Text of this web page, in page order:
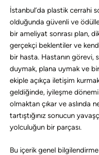
İstanbul’da plastik cerrahi
olduğunda güvenli ve
bir ameliyat sonrası plan,
gerçekçi beklentiler ve
bir hasta. Hastanın görevi,
duymak, plana uymak ve
ekiple açıkça iletişim
geldiğinde, iyileşme
olmaktan çıkar ve aslında
tartıştığınız sonucun
yolculuğun bir parçası.
Bu içerik genel